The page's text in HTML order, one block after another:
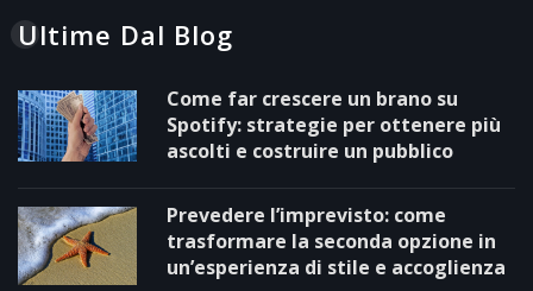
Ultime Dal Blog
Come far crescere un brano su
Spotify: strategie per ottenere più
ascolti e costruire un pubblico
Prevedere l’imprevisto: come
trasformare la seconda opzione in
un’esperienza di stile e accoglienza